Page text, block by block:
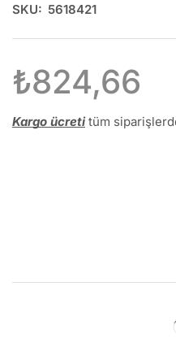
SKU: 5618421
₺824,66
Kargo ücretitüm